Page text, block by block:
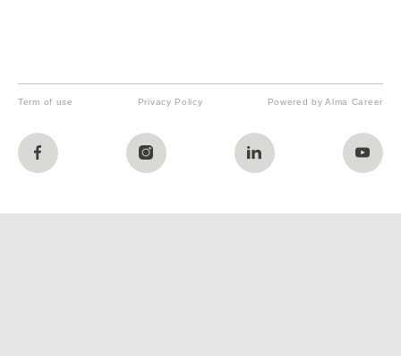
Term of use Privacy Policy Powered by Alma Career